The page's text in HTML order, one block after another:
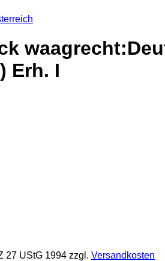
Erh. I
27 UStG 1994 zzgl. Versandkosten